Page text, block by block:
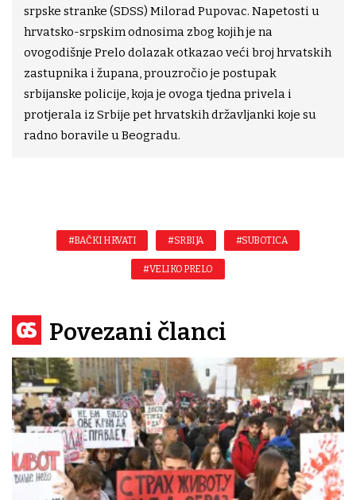
srpske stranke (SDSS) Milorad Pupovac. Napetosti u
hrvatsko-srpskim odnosima zbog kojih je na
ovogodišnje Prelo dolazak otkazao veći broj hrvatskih
zastupnika i župana, prouzročio je postupak
srbijanske policije, koja je ovoga tjedna privela i
protjerala iz Srbije pet hrvatskih državljanki koje su
radno boravile u Beogradu.
#BAČKI HRVATI #SRBIJA #SUBOTICA
#VELIKO PRELO
Povezani članci